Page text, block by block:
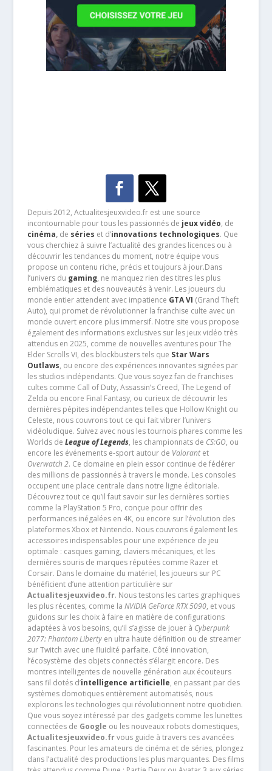
Depuis 2012, Actualitesjeuxvideo.fr est une source
incontournable pour tous les passionnés de jeux vidéo, de
cinéma,de séries et d’innovations technologiques. Que
vous cherchiez à suivre l’actualité des grandes licences ou à
découvrir les tendances du moment, notre équipe vous
propose un contenu riche, précis et toujours à jour.Dans
l’univers du gaming, ne manquez rien des titres les plus
emblématiques et des nouveautés à venir. Les joueurs du
monde entier attendent avec impatience GTA VI (Grand Theft
Auto), qui promet de révolutionner la franchise culte avec un
monde ouvert encore plus immersif. Notre site vous propose
également des informations exclusives sur les jeux vidéo très
attendus en 2025, comme de nouvelles aventures pour The
Elder Scrolls VI, des blockbusters tels que Star Wars
Outlaws, ou encore des expériences innovantes signées par
les studios indépendants. Que vous soyez fan de franchises
cultes comme Call of Duty, Assassin’s Creed, The Legend of
Zelda ou encore Final Fantasy, ou curieux de découvrir les
dernières pépites indépendantes telles que Hollow Knight ou
Celeste, nous couvrons tout ce qui fait vibrer l’univers
vidéoludique. Suivez avec nous les tournois phares comme les
Worlds de League of Legends, les championnats de CS:GO, ou
encore les événements e-sport autour de Valorantet
Overwatch 2. Ce domaine en plein essor continue de fédérer
des millions de passionnés à travers le monde. Les consoles
occupent une place centrale dans notre ligne éditoriale.
Découvrez tout ce qu’il faut savoir sur les dernières sorties
comme la PlayStation 5 Pro, conçue pour offrir des
performances inégalées en 4K, ou encore sur l’évolution des
plateformes Xbox et Nintendo. Nous couvrons également les
accessoires indispensables pour une expérience de jeu
optimale : casques gaming, claviers mécaniques, et les
dernières souris de marques réputées comme Razer et
Corsair. Dans le domaine du matériel, les joueurs sur PC
bénéficient d’une attention particulière sur
Actualitesjeuxvideo.fr. Nous testons les cartes graphiques
les plus récentes, comme la NVIDIA GeForce RTX 5090, et vous
guidons sur les choix à faire en matière de configurations
adaptées à vos besoins, qu’il s’agisse de jouer à Cyberpunk
2077: Phantom Libertyen ultra haute définition ou de streamer
sur Twitch avec une fluidité parfaite. Côté innovation,
l’écosystème des objets connectés s’élargit encore. Des
montres intelligentes de nouvelle génération aux écouteurs
sans fil dotés d’intelligence artificielle, en passant par des
systèmes domotiques entièrement automatisés, nous
explorons les technologies qui révolutionnent notre quotidien.
Que vous soyez intéressé par des gadgets comme les lunettes
connectées de Google ou les nouveaux robots domestiques,
Actualitesjeuxvideo.frvous guide à travers ces avancées
fascinantes. Pour les amateurs de cinéma et de séries, plongez
dans l’actualité des productions les plus marquantes. Des films